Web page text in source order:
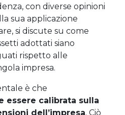
con diverse opinioni
sua applicazione
si discute su come
adottati siano
rispetto alle
impresa.
è che
essere calibrata sulla
dell’impresa. Ciò